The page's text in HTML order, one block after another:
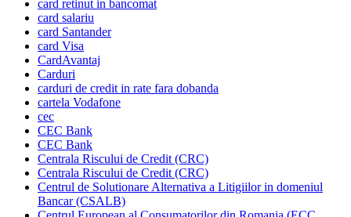
card retinut in bancomat
card salariu
card Santander
card Visa
CardAvantaj
Carduri
carduri de credit in rate fara dobanda
cartela Vodafone
cec
CEC Bank
CEC Bank
Centrala Riscului de Credit (CRC)
Centrala Riscului de Credit (CRC)
Centrul de Solutionare Alternativa a Litigiilor in domeniul
Bancar (CSALB)